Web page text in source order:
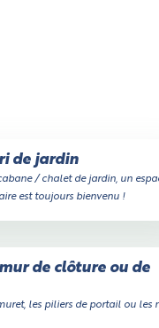
de jardin
/ chalet de jardin, un
est toujours bienvenu !
de clôture ou de
les piliers de portail ou les